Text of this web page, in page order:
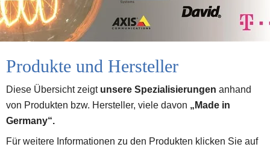
Produkte und Hersteller
Diese Übersicht zeigt unsere Spezialisierungen anhand
von Produkten bzw. Hersteller, viele davon „Made in
Germany“.
Für weitere Informationen zu den Produkten klicken Sie auf